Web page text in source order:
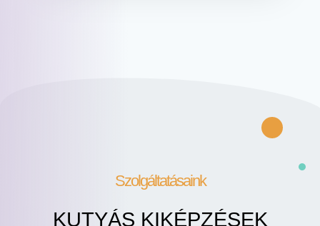
Szolgáltatásaink
KUTYÁS KIKÉPZÉSEK